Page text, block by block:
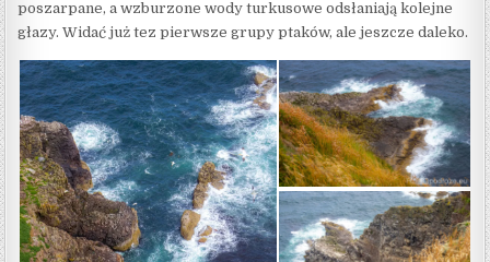
poszarpane, a wzburzone wody turkusowe odsłaniają kolejne
głazy. Widać już tez pierwsze grupy ptaków, ale jeszcze daleko.